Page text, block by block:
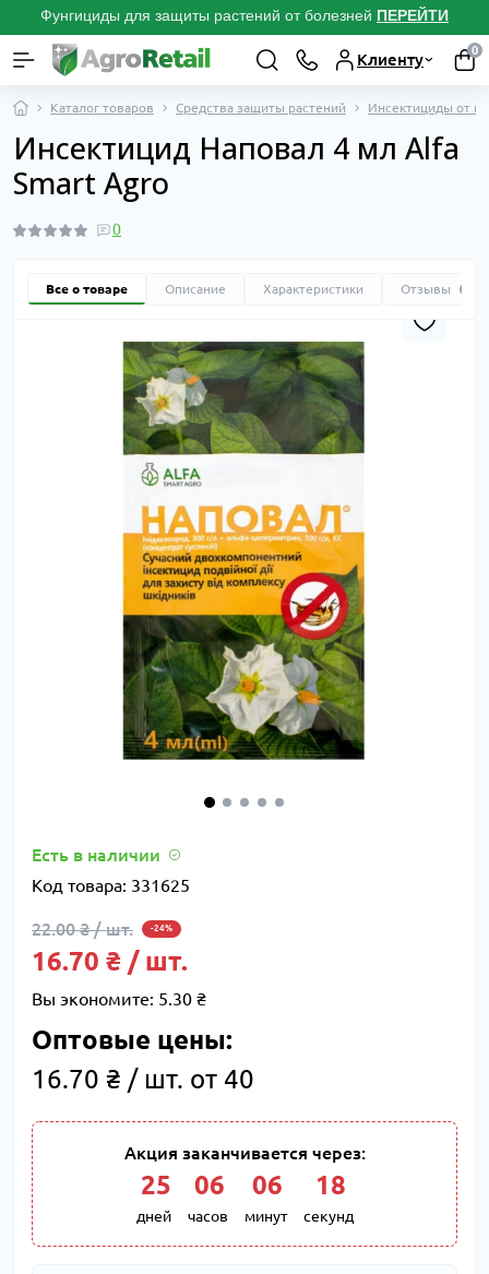
Фунгициды для защиты растений от болезней ПЕРЕЙТИ
Клиенту
0
Каталог товаров Средства защиты растений Инсектициды от
Инсектицид Наповал 4 мл Alfa
Smart Agro
0
Все о товаре Описание Характеристики Отзывы
Есть в наличии
Код товара: 331625
22.00 ₴ / шт. -24%
16.70 ₴ / шт.
Вы экономите: 5.30 ₴
Оптовые цены:
16.70 ₴ / шт. от 40
Акция заканчивается через:
25
дней
06
часов
06
минут
17
секунд